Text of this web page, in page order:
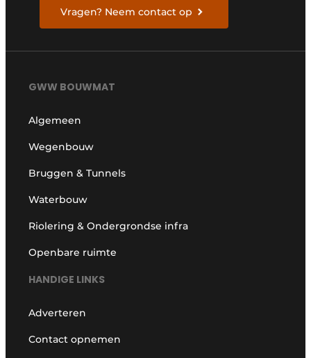
Vragen? Neem contact op
GWW BOUWMAT
Algemeen
Wegenbouw
Bruggen & Tunnels
Waterbouw
Riolering & Ondergrondse infra
Openbare ruimte
HANDIGE LINKS
Adverteren
Contact opnemen